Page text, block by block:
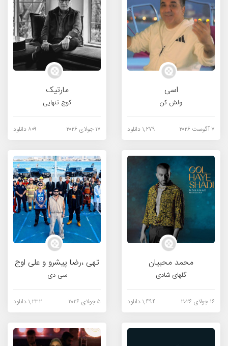
اسی
ولش کن
۷ آگوست ۲۰۲۶ ۱,۲۷۹ دانلود
مارتیک
کوچ تنهایی
۱۷ جولای ۲۰۲۶ ۸۰۹ دانلود
محمد محبیان
گلهای شادی
۱۶ جولای ۲۰۲۶ ۱,۴۹۴ دانلود
تهی ،رضا پیشرو و علی اوج
سی دی
۵ جولای ۲۰۲۶ ۱,۲۳۲ دانلود